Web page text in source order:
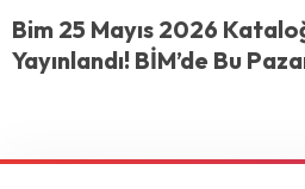
Bim 25 Mayıs 2026
Yayınlandı! BİM’de Bu
Fırtınası Başlıyor!